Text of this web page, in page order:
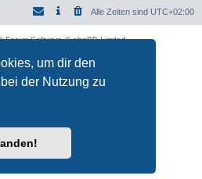
um dir den
der Nutzung zu
Alle Zeiten sind UTC+02:00
Forum Software © phpBB Limited
|Nutzungsbedingungen